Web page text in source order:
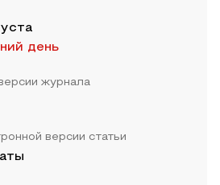
день
журнала
версии статьи